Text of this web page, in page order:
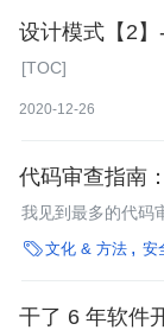
设计模式【2
[TOC]
2020-12-26
代码审查指南
我见到最多的代码
文的情况下。
文化 & 方法 安
干了 6 年软件